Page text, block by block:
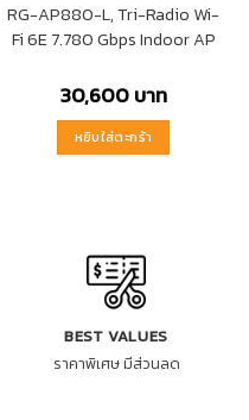
RG-AP880-L, Tri-Radio Wi-
Fi 6E 7.780 Gbps Indoor AP
30,600บาท
หยิบใส่ตะกร้า
BEST VALUES
ราคาพิเศษ มีส่วนลด